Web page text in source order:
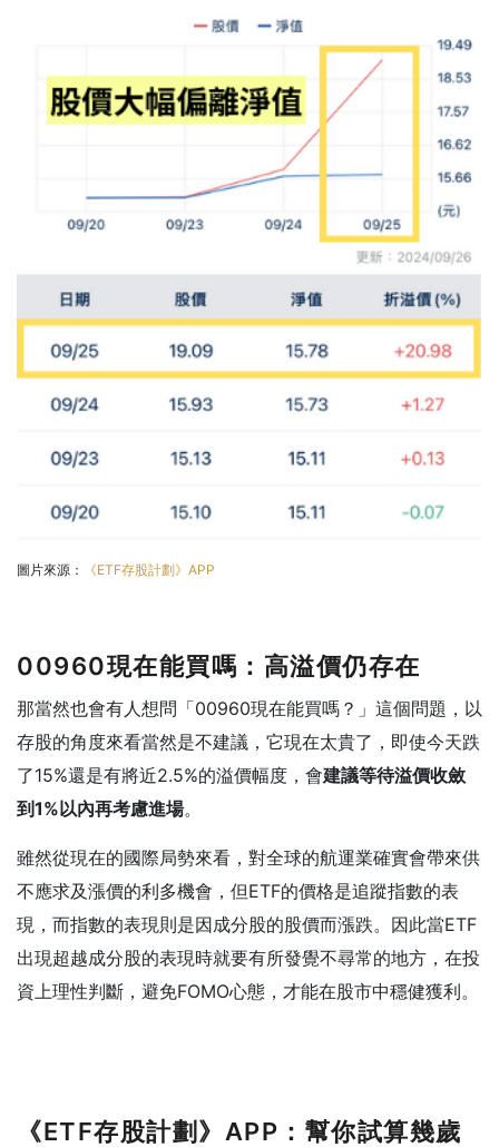
圖片來源： 《ETF存股計劃》APP
00960現在能買嗎：高溢價仍存在
那當然也會有人想問「00960現在能買嗎？」這個問題，以
存股的角度來看當然是不建議，它現在太貴了，即使今天跌
了15%還是有將近2.5%的溢價幅度，會建議等待溢價收斂
到1%以內再考慮進場。
雖然從現在的國際局勢來看，對全球的航運業確實會帶來供
不應求及漲價的利多機會，但ETF的價格是追蹤指數的表
現，而指數的表現則是因成分股的股價而漲跌。因此當ETF
出現超越成分股的表現時就要有所發覺不尋常的地方，在投
資上理性判斷，避免FOMO心態，才能在股市中穩健獲利。
《ETF存股計劃》APP： 幫你試算幾歲